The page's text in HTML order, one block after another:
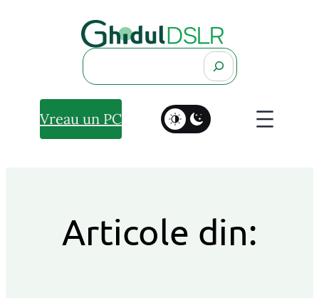
Search
Vreau un PC
Articole din: